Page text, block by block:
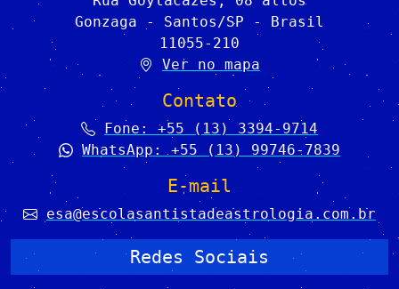
Gonzaga - Santos/SP - Brasil
11055-210
Ver no mapa
Contato
Fone: +55 (13) 3394-9714
WhatsApp: +55 (13) 99746-7839
E-mail
esa@escolasantistadeastrologia.com.br
Redes Sociais